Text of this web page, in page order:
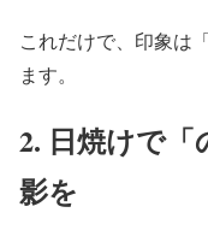
これだけで、印象は
ます。
2. 日焼けで
影を